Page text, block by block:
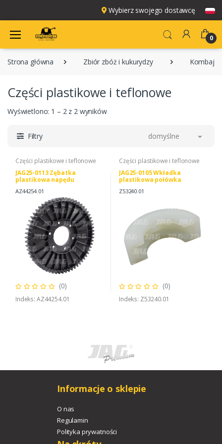
Wybierz swojego dostawcę
0
Strona główna Zbiór zbóż i kukurydzy
Części plastikowe i teflonowe
Wyświetlono: 1 – 2 z 2 wyników
Filtry domyślne
Części plastikowe i teflonowe
JAG25-0113 Zębatka
plastikowa napędu
AZ44254
AZ44254.01
(0)
Indeks: AZ44254.01
Części plastikowe i teflonowe
JAG25-0105 Wkładka
plastikowa połówka
Z53240.01
(0)
Indeks: Z53240.01
Informacje o sklepie
O nas
Regulamin
Polityka prywatności